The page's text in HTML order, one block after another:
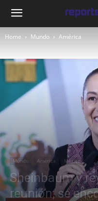
Home Mundo América
Mundo América México
Sheinbaum y
reunión; se